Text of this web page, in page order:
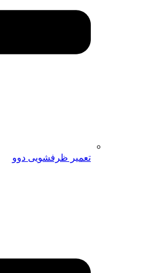
تعمیر ظرفشویی دوو